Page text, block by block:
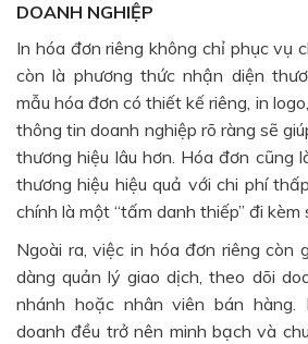
DOANH NGHIỆP
In hóa đơn riêng không chỉ phục vụ
còn là phương thức nhận diện
mẫu hóa đơn có thiết kế riêng, in
thông tin doanh nghiệp rõ ràng sẽ
thương hiệu lâu hơn. Hóa đơn cũng
thương hiệu hiệu quả với chi phí
chính là một “tấm danh thiếp” đi kèm
Ngoài ra, việc in hóa đơn riêng còn
dàng quản lý giao dịch, theo dõi
nhánh hoặc nhân viên bán hàng.
doanh đều trở nên minh bạch và